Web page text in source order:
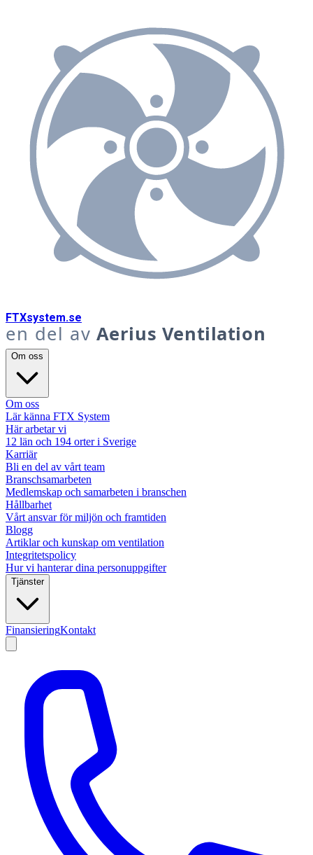
FTXsystem.se
en del av Aerius Ventilation
Om oss
Om oss
Lär känna FTX System
Här arbetar vi
12 län och 194 orter i Sverige
Karriär
Bli en del av vårt team
Branschsamarbeten
Medlemskap och samarbeten i branschen
Hållbarhet
Vårt ansvar för miljön och framtiden
Blogg
Artiklar och kunskap om ventilation
Integritetspolicy
Hur vi hanterar dina personuppgifter
Tjänster
FinansieringKontakt